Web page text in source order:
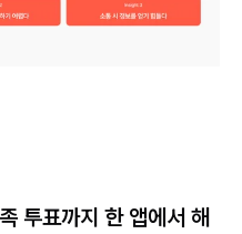
투표까지 한 앱에서 해